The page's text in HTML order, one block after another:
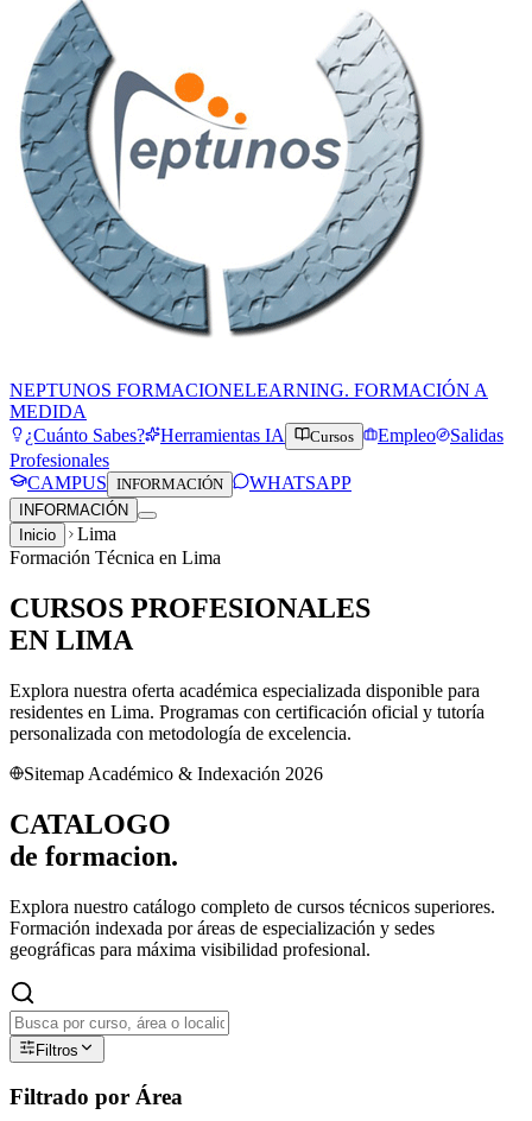
NEPTUNOS FORMACIONELEARNING. FORMACIÓN A
MEDIDA
¿Cuánto Sabes?
Herramientas IA Cursos Empleo
Salidas
Profesionales
CAMPUS INFORMACIÓN WHATSAPP
INFORMACIÓN
Inicio
Lima
Formación Técnica en Lima
CURSOS PROFESIONALES
EN LIMA
Explora nuestra oferta académica especializada disponible para
residentes en Lima. Programas con certificación oficial y tutoría
personalizada con metodología de excelencia.
Sitemap Académico & Indexación 2026
CATALOGO
de formacion.
Explora nuestro catálogo completo de cursos técnicos superiores.
Formación indexada por áreas de especialización y sedes
geográficas para máxima visibilidad profesional.
Filtros
Filtrado por Área